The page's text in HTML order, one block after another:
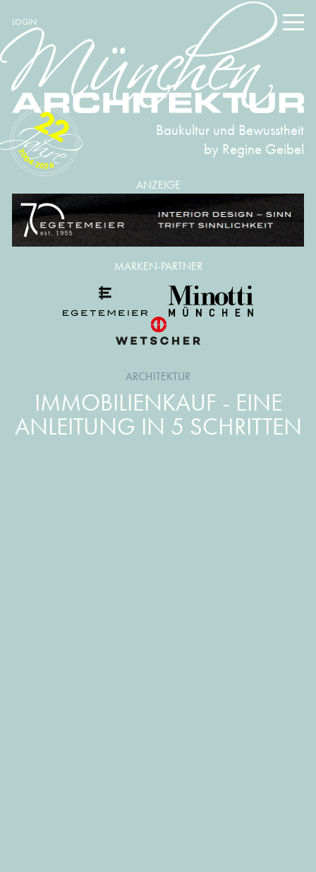
LOGIN
Baukultur und Bewusstheit
by Regine Geibel
2004-2026
22
ANZEIGE
ARCHITEKTUR
IMMOBILIENKAUF - EINE
ANLEITUNG IN 5 SCHRITTEN